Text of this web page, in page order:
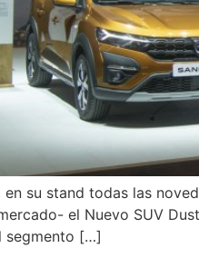
en su stand todas las
el Nuevo SUV
segmento […]